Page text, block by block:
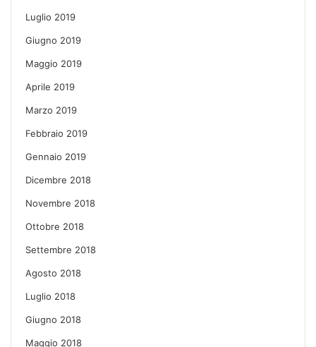
Luglio 2019
Giugno 2019
Maggio 2019
Aprile 2019
Marzo 2019
Febbraio 2019
Gennaio 2019
Dicembre 2018
Novembre 2018
Ottobre 2018
Settembre 2018
Agosto 2018
Luglio 2018
Giugno 2018
Maggio 2018